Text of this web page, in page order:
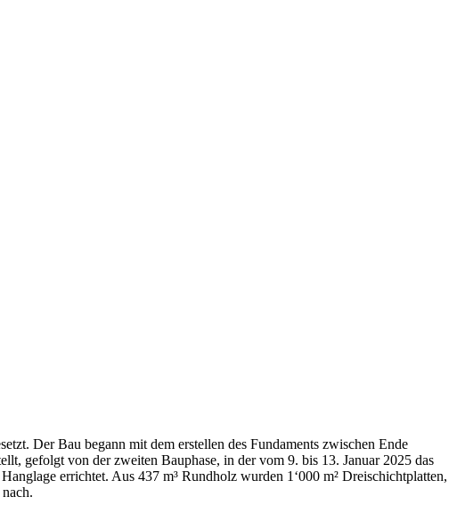
Der Bau begann mit dem erstellen des Fundaments zwischen Ende
gefolgt von der zweiten Bauphase, in der vom 9. bis 13. Januar 2025 das
errichtet. Aus 437 m³ Rundholz wurden 1‘000 m² Dreischichtplatten,